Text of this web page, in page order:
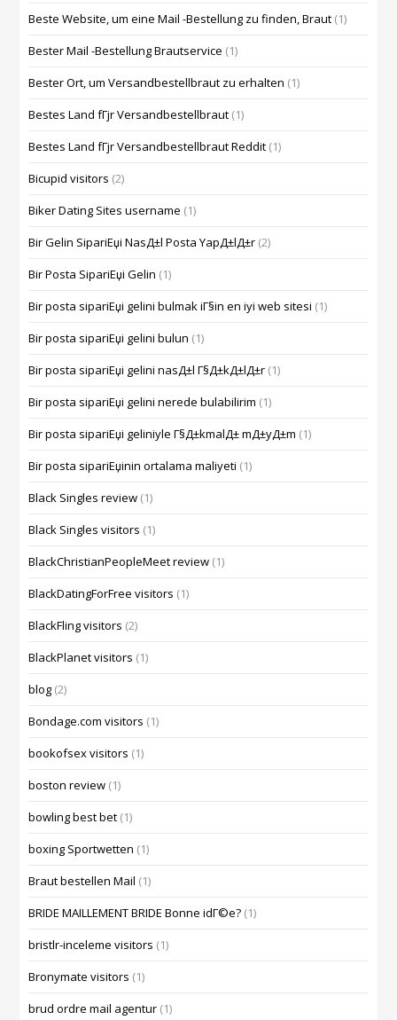
Beste Website, um eine Mail -Bestellung zu finden, Braut (1)
Bester Mail -Bestellung Brautservice (1)
Bester Ort, um Versandbestellbraut zu erhalten (1)
Bestes Land fГјr Versandbestellbraut (1)
Bestes Land fГјr Versandbestellbraut Reddit (1)
Bicupid visitors (2)
Biker Dating Sites username (1)
Bir Gelin SipariЕџi NasД±l Posta YapД±lД±r (2)
Bir Posta SipariЕџi Gelin (1)
Bir posta sipariЕџi gelini bulmak iГ§in en iyi web sitesi (1)
Bir posta sipariЕџi gelini bulun (1)
Bir posta sipariЕџi gelini nasД±l Г§Д±kД±lД±r (1)
Bir posta sipariЕџi gelini nerede bulabilirim (1)
Bir posta sipariЕџi geliniyle Г§Д±kmalД± mД±yД±m (1)
Bir posta sipariЕџinin ortalama maliyeti (1)
Black Singles review (1)
Black Singles visitors (1)
BlackChristianPeopleMeet review (1)
BlackDatingForFree visitors (1)
BlackFling visitors (2)
BlackPlanet visitors (1)
blog (2)
Bondage.com visitors (1)
bookofsex visitors (1)
boston review (1)
bowling best bet (1)
boxing Sportwetten (1)
Braut bestellen Mail (1)
BRIDE MAILLEMENT BRIDE Bonne idГ©e? (1)
bristlr-inceleme visitors (1)
Bronymate visitors (1)
brud ordre mail agentur (1)